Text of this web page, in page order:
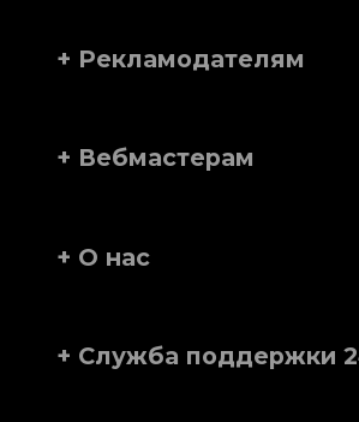
+ Рекламодателям
+ Вебмастерам
+ О нас
+ Служба поддержки